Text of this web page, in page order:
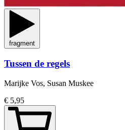
fragment
Tussen de regels
Marijke Vos, Susan Muskee
€ 5,95